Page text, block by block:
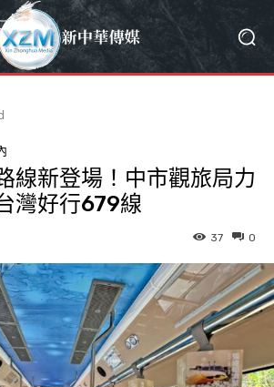
線新登場！中市觀旅局力
灣好行679線
0
37